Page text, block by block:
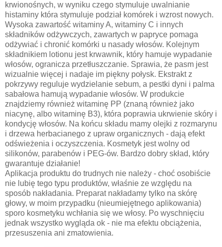
krwionośnych, w wyniku czego stymuluje uwalnianie
histaminy która stymuluje podział komórek i wzrost nowych.
Wysoka zawartość witaminy A, witaminy C i innych
składników odżywczych, zawartych w papryce pomaga
odżywiać i chronić komórki u nasady włosów. Kolejnym
składnikiem lotionu jest krwawnik, który hamuje wypadanie
włosów, ogranicza przetłuszczanie. Sprawia, że pasm jest
wizualnie więcej i nadaje im piękny połysk. Ekstrakt z
pokrzywy reguluje wydzielanie sebum, a pestki dyni i palma
sabałowa hamują wypadanie włosów. W produkcie
znajdziemy również witaminę PP (znaną również jako
niacynę, albo witaminę B3), która poprawia ukrwienie skóry i
kondycję włosów. Na końcu składu mamy olejki z rozmarynu
i drzewa herbacianego z upraw organicznych - dają efekt
odświeżenia i oczyszczenia. Kosmetyk jest wolny od
silikonów, parabenów i PEG-ów. Bardzo dobry skład, który
gwarantuje działanie!
Aplikacja produktu do trudnych nie należy - choć osobiście
nie lubię tego typu produktów, właśnie ze względu na
sposób nakładania. Preparat nakładamy tylko na skórę
głowy, w moim przypadku (nieumiejętnego aplikowania)
sporo kosmetyku wchłania się we włosy. Po wyschnięciu
jednak wszystko wygląda ok - nie ma efektu obciążenia,
przesuszenia ani zmatowienia.